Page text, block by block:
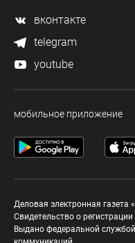
вконтакте
telegram
youtube
мобильное приложение
Деловая электронная газета
Свидетельство о
Выдано федеральной